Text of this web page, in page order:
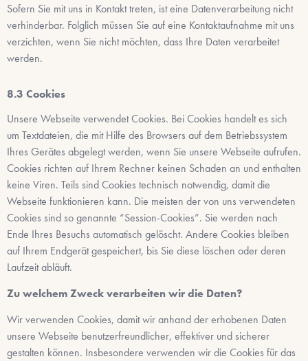
Sofern Sie mit uns in Kontakt treten, ist eine Datenverarbeitung nicht
verhinderbar. Folglich müssen Sie auf eine Kontaktaufnahme mit uns
verzichten, wenn Sie nicht möchten, dass Ihre Daten verarbeitet
werden.
Cookies
Unsere Webseite verwendet Cookies. Bei Cookies handelt es sich
um Textdateien, die mit Hilfe des Browsers auf dem Betriebssystem
Ihres Gerätes abgelegt werden, wenn Sie unsere Webseite aufrufen.
Cookies richten auf Ihrem Rechner keinen Schaden an und enthalten
keine Viren. Teils sind Cookies technisch notwendig, damit die
Webseite funktionieren kann. Die meisten der von uns verwendeten
Cookies sind so genannte “Session-Cookies”. Sie werden nach
Ende Ihres Besuchs automatisch gelöscht. Andere Cookies bleiben
auf Ihrem Endgerät gespeichert, bis Sie diese löschen oder deren
Laufzeit abläuft.
Zu welchem Zweck verarbeiten wir die Daten?
Wir verwenden Cookies, damit wir anhand der erhobenen Daten
unsere Webseite benutzerfreundlicher, effektiver und sicherer
gestalten können. Insbesondere verwenden wir die Cookies für das